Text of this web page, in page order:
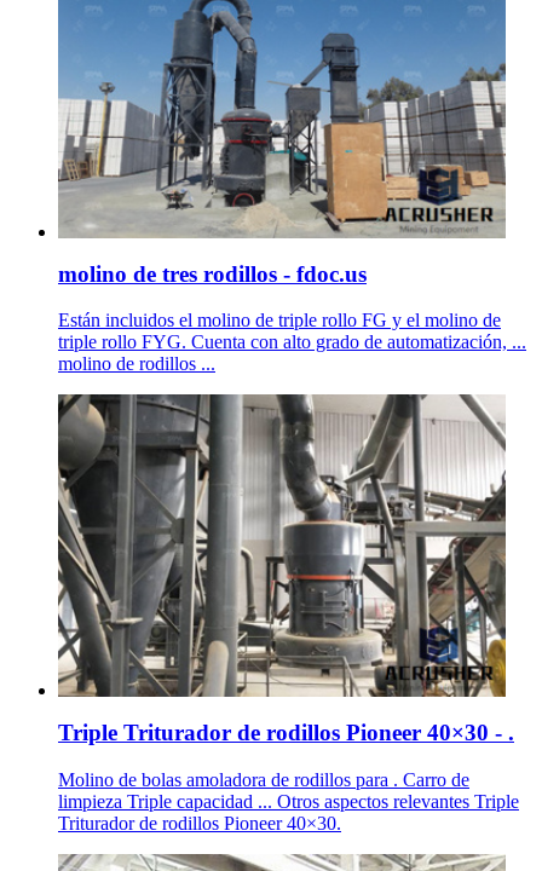
molino de tres rodillos - fdoc.us
Están incluidos el molino de triple rollo FG y el molino de
triple rollo FYG. Cuenta con alto grado de automatización, ...
molino de rodillos ...
Triple Triturador de rodillos Pioneer 40×30 - .
Molino de bolas amoladora de rodillos para . Carro de
limpieza Triple capacidad ... Otros aspectos relevantes Triple
Triturador de rodillos Pioneer 40×30.